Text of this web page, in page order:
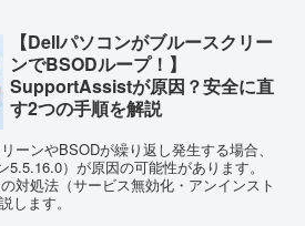
【Dellパソコンがブルースクリー
ンでBSODループ！】
SupportAssistが原因？安全に直
す2つの手順を解説
ーンやBSODが繰り返し発生する場合、
）が原因の可能性があります。
対処法（サービス無効化・アンインスト
します。